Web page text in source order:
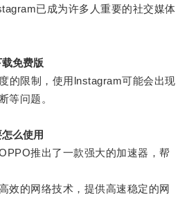
已成为许多人重要的社交媒体
免费版
限制，使用lnstagram可能会出现
等问题。
么使用
推出了一款强大的加速器，帮
的网络技术，提供高速稳定的网